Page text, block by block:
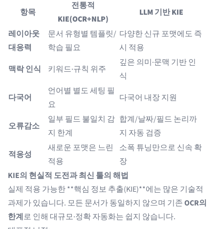
항목
전통적
KIE(OCR+NLP)
LLM 기반 KIE
레이아웃
대응력
문서 유형별 템플릿/
학습 필요
다양한 신규 포맷에도 즉
시 적용
맥락 인식
키워드·규칙 위주
깊은 의미·문맥 기반 인
식
다국어
언어별 별도 세팅 필
요
다국어 내장 지원
오류감소
일부 필드 불일치 감
지 한계
합계/날짜/필드 논리까
지 자동 검증
적응성
새로운 포맷은 느린
적용
소폭 튜닝만으로 신속 확
장
KIE의 현실적 도전과 최신 툴의 해법
실제 적용 가능한 **핵심 정보 추출(KIE)**에는 많은 기술적
과제가 있습니다. 모든 문서가 동일하지 않으며 기존OCR의
한계로 인해 대규모·정확 자동화는 쉽지 않습니다.